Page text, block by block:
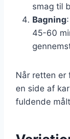
smag til
Bagning
45-60
Når retten er
en side af
fuldende